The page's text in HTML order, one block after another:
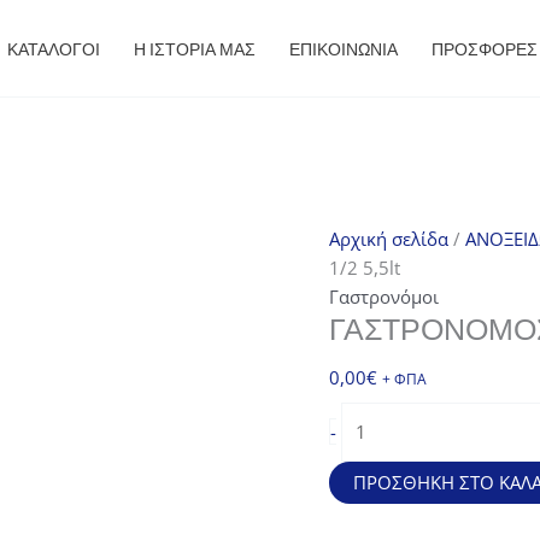
ΚΑΤΑΛΟΓΟΙ Η ΙΣΤΟΡΙΑ ΜΑΣ ΕΠΙΚΟΙΝΩΝΙΑ ΠΡΟΣΦΟΡΈΣ
Αρχική σελίδα/
1/2 5,5lt
Γαστρονόμοι
0,00€ + ΦΠΑ
-
Inox
GN
1/2
ΠΡΟΣΘΉΚΗ ΣΤΟ